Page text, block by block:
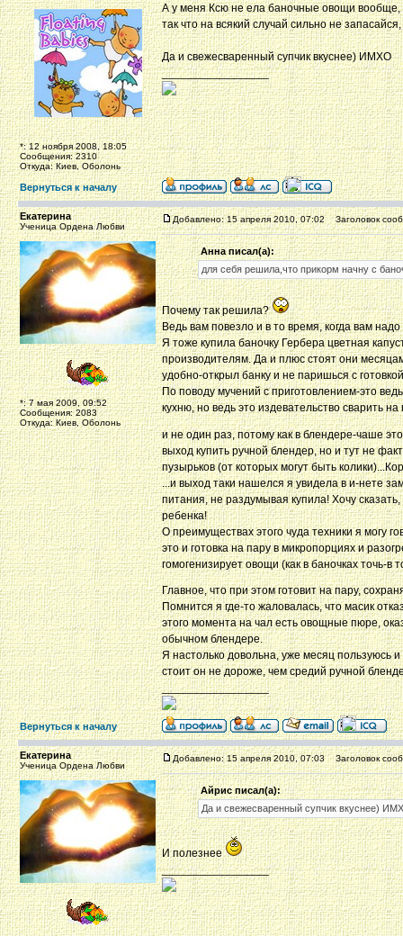
*: 12 ноября 2008, 18:05
Сообщения: 2310
Откуда: Киев, Оболонь
А у меня Ксю не ела баночные овощи
так что на всякий случай сильно не
Да и свежесваренный супчик вкуснее) ИМХО
_________________
Вернуться к началу
Екатерина
Ученица Ордена Любви
*: 7 мая 2009, 09:52
Сообщения: 2083
Откуда: Киев, Оболонь
Добавлено: 15 апреля 2010, 07:02 Заголовок
Анна писал(а):
для себя решила,что прикорм начну с
Почему так решила?
Ведь вам повезло и в то время, когда вам
Я тоже купила баночку Гербера цветная
производителям. Да и плюс стоят они
удобно-открыл банку и не паришься с
По поводу мучений с приготовлением-это
кухню, но ведь это издевательство сварить
и не один раз, потому как в блендере-чаше
выход купить ручной блендер, но и тут не
пузырьков (от которых могут быть
...и выход таки нашелся я увидела в и-нете
питания, не раздумывая купила! Хочу
ребенка!
О преимуществах этого чуда техники я могу
это и готовка на пару в микропорциях и
гомогенизирует овощи (как в баночках точь-в
Главное, что при этом готовит на пару,
Помнится я где-то жаловалась, что масик
этого момента на чал есть овощные пюре,
обычном блендере.
Я настолько довольна, уже месяц пользуюсь
стоит он не дороже, чем средий ручной
_________________
Вернуться к началу
Екатерина
Ученица Ордена Любви
Добавлено: 15 апреля 2010, 07:03 Заголовок
Айрис писал(а):
Да и свежесваренный супчик вкуснее)
И полезнее
_________________